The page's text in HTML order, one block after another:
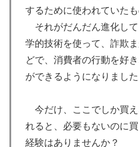
するために使われていたも
それがだんだん進化し
学的技術を使って、詐欺
どで、消費者の行動を好
ができるようになりました
今だけ、ここでしか買
れると、必要もないのに
経験はありませんか？